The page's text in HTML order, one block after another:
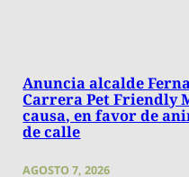
Anuncia alcalde
Carrera Pet Friendly
causa, en favor de
de calle
AGOSTO 7, 2026